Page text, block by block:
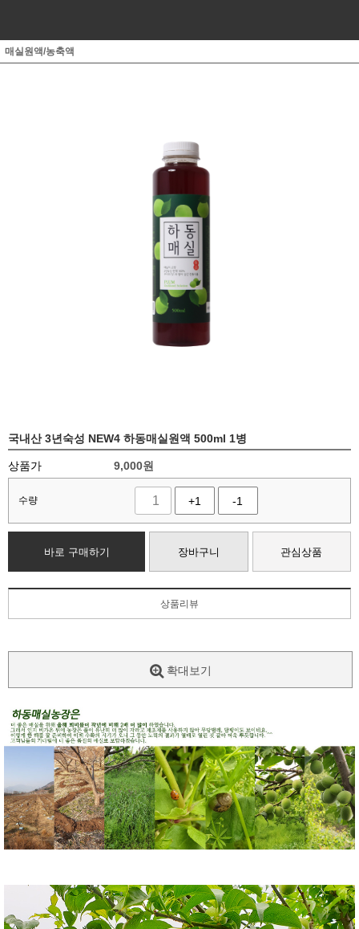
매실원액/농축액
국내산 3년숙성 NEW4 하동매실원액 500ml 1병
상품가 9,000원
수량 +1 -1
바로 구매하기 장바구니 관심상품
상품리뷰
확대보기